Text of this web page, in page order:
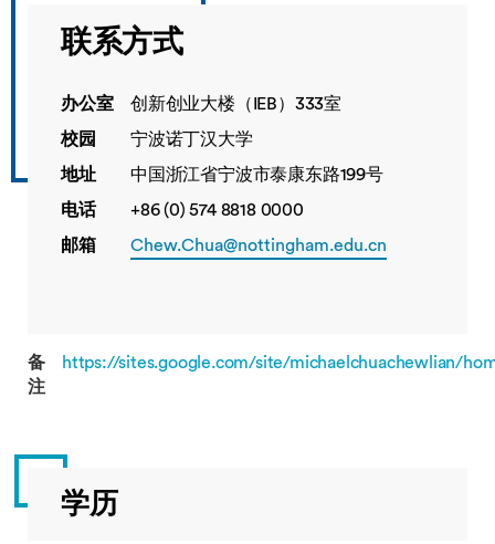
联系方式
办公室
创新创业大楼（IEB）333室
校园
宁波诺丁汉大学
地址
中国浙江省宁波市泰康东路199号
电话
+86 (0) 574 8818 0000
邮箱
Chew.Chua@nottingham.edu.cn
备
注
https://sites.google.com/site/michaelchuachewlian/
学历